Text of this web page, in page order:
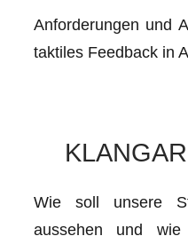
Anforderungen und
taktiles Feedback in
Wie soll unsere
aussehen und